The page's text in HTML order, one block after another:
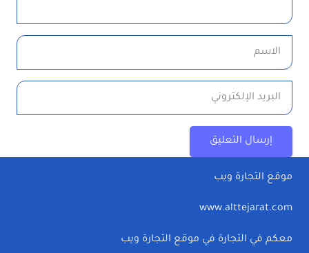
إرسال التعليق
موقع التجارة ويب
www.alttejarat.com
معكم في التجارة في موقع التجارة ويب